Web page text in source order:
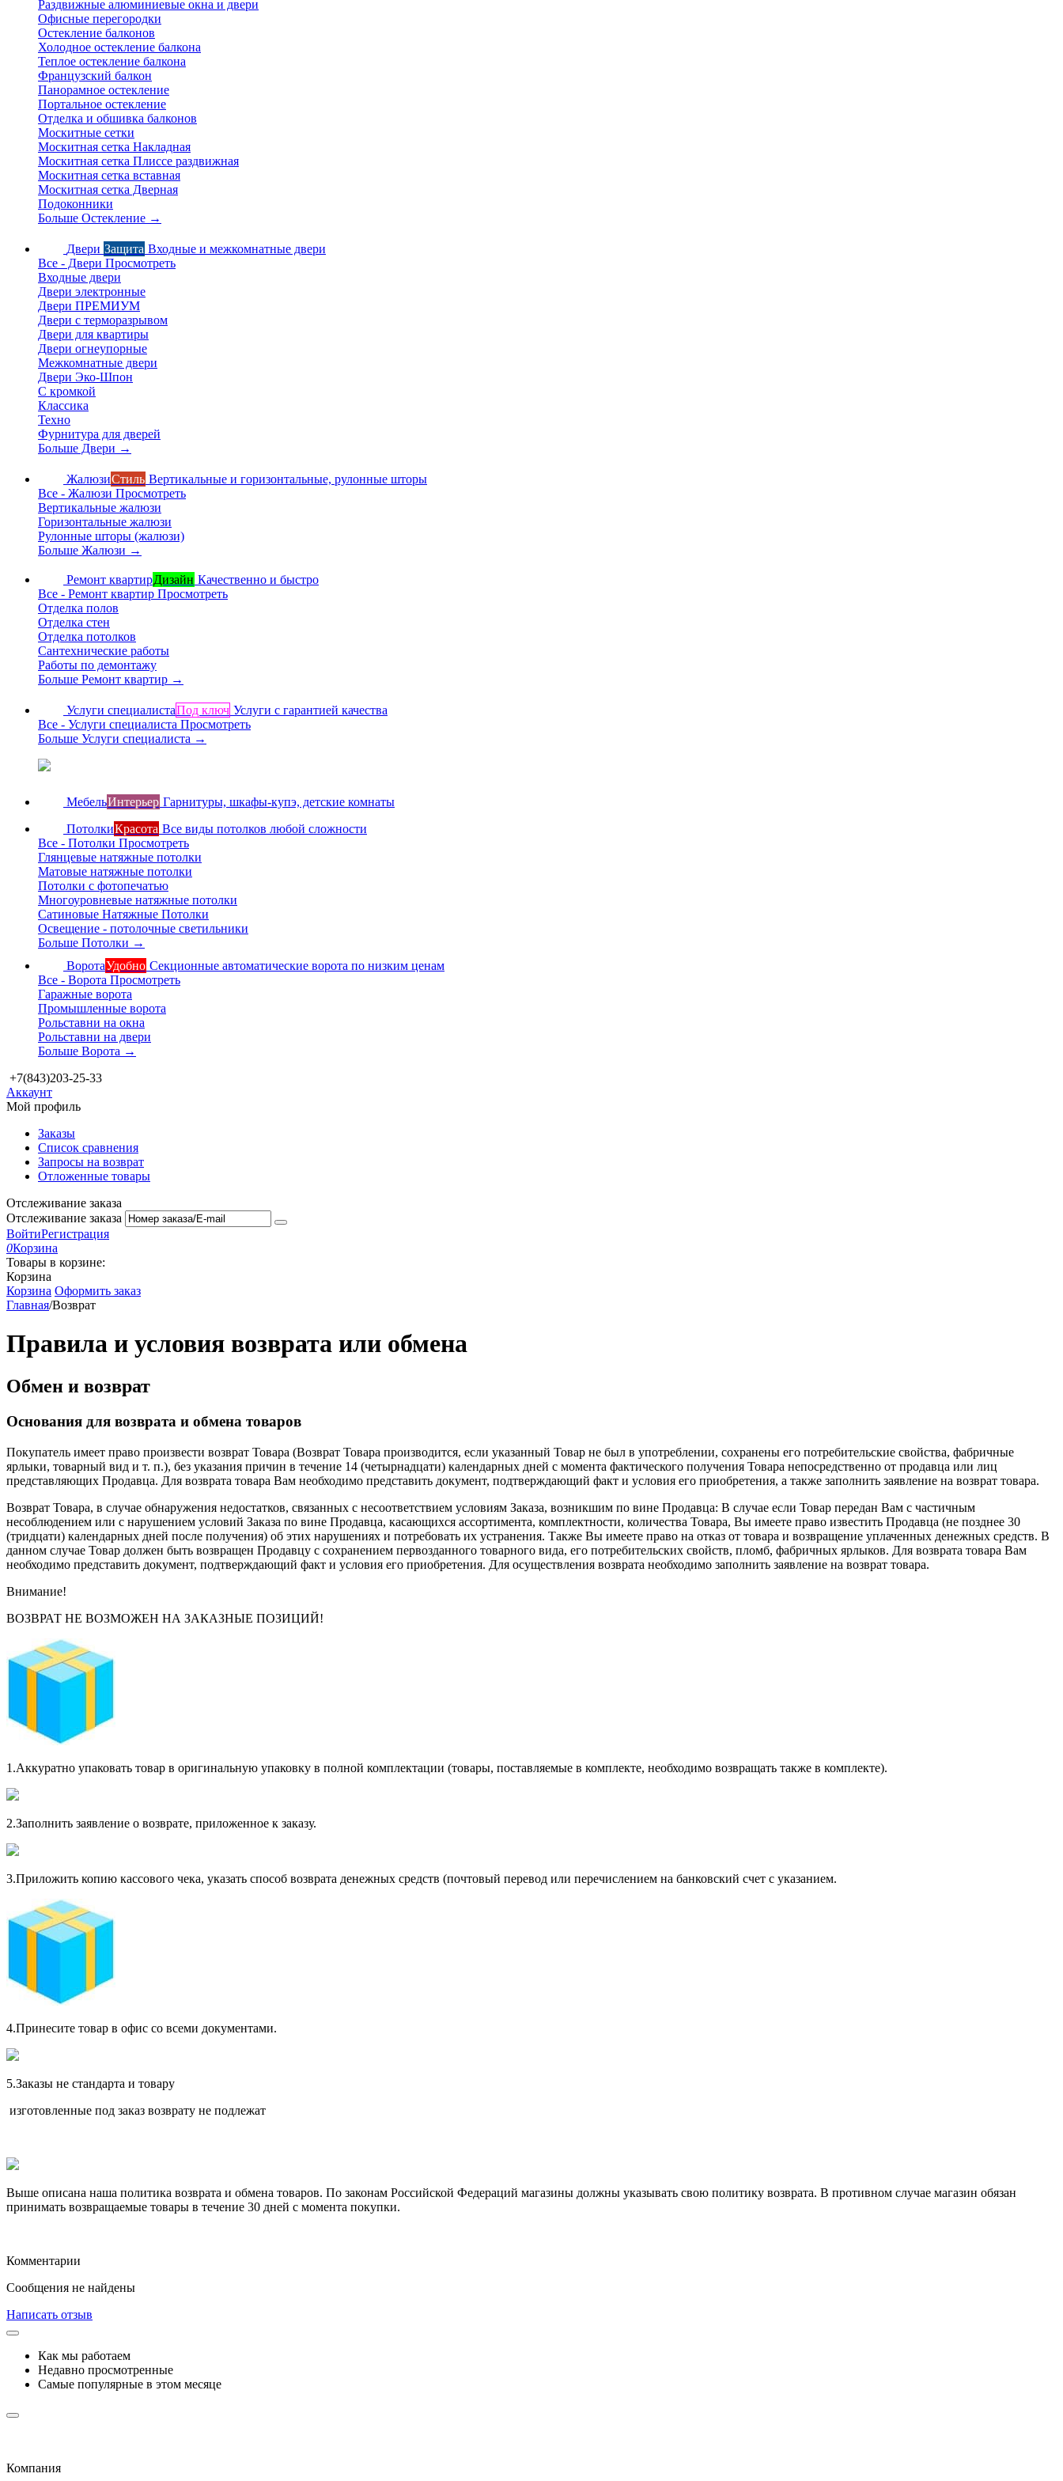
Раздвижные алюминиевые окна и двери
Офисные перегородки
Остекление балконов
Холодное остекление балкона
Теплое остекление балкона
Французский балкон
Панорамное остекление
Портальное остекление
Отделка и обшивка балконов
Москитные сетки
Москитная сетка Накладная
Москитная сетка Плиссе раздвижная
Москитная сетка вставная
Москитная сетка Дверная
Подоконники
Больше Остекление →
Двери Защита Входные и межкомнатные двери
Все - Двери Просмотреть
Входные двери
Двери электронные
Двери ПРЕМИУМ
Двери с терморазрывом
Двери для квартиры
Двери огнеупорные
Межкомнатные двери
Двери Эко-Шпон
С кромкой
Классика
Техно
Фурнитура для дверей
Больше Двери →
ЖалюзиСтиль Вертикальные и горизонтальные, рулонные шторы
Все - Жалюзи Просмотреть
Вертикальные жалюзи
Горизонтальные жалюзи
Рулонные шторы (жалюзи)
Больше Жалюзи →
Ремонт квартирДизайн Качественно и быстро
Все - Ремонт квартир Просмотреть
Отделка полов
Отделка стен
Отделка потолков
Сантехнические работы
Работы по демонтажу
Больше Ремонт квартир →
Услуги специалистаПод ключ Услуги с гарантией качества
Все - Услуги специалиста Просмотреть
Больше Услуги специалиста →
МебельИнтерьер Гарнитуры, шкафы-купэ, детские комнаты
ПотолкиКрасота Все виды потолков любой сложности
Все - Потолки Просмотреть
Глянцевые натяжные потолки
Матовые натяжные потолки
Потолки с фотопечатью
Многоуровневые натяжные потолки
Сатиновые Натяжные Потолки
Освещение - потолочные светильники
Больше Потолки →
ВоротаУдобно Секционные автоматические ворота по низким ценам
Все - Ворота Просмотреть
Гаражные ворота
Промышленные ворота
Рольставни на окна
Рольставни на двери
Больше Ворота →
+7(843)203-25-33
Аккаунт
Мой профиль
Заказы
Список сравнения
Запросы на возврат
Отложенные товары
Отслеживание заказа
Отслеживание заказа
ВойтиРегистрация
0Корзина
Товары в корзине:
Корзина
Корзина Оформить заказ
Главная/Возврат
Правила и условия возврата или обмена
Обмен и возврат
Основания для возврата и обмена товаров
Покупатель имеет право произвести возврат Товара (Возврат Товара производится, если указанный Товар не был в употреблении, сохранены его потребительские свойства, фабричные
ярлыки, товарный вид и т. п.), без указания причин в течение 14 (четырнадцати) календарных дней с момента фактического получения Товара непосредственно от продавца или лиц
представляющих Продавца. Для возврата товара Вам необходимо представить документ, подтверждающий факт и условия его приобретения, а также заполнить заявление на возврат товара.
Возврат Товара, в случае обнаружения недостатков, связанных с несоответствием условиям Заказа, возникшим по вине Продавца: В случае если Товар передан Вам с частичным
несоблюдением или с нарушением условий Заказа по вине Продавца, касающихся ассортимента, комплектности, количества Товара, Вы имеете право известить Продавца (не позднее 30
(тридцати) календарных дней после получения) об этих нарушениях и потребовать их устранения. Также Вы имеете право на отказ от товара и возвращение уплаченных денежных средств. В
данном случае Товар должен быть возвращен Продавцу с сохранением первозданного товарного вида, его потребительских свойств, пломб, фабричных ярлыков. Для возврата товара Вам
необходимо представить документ, подтверждающий факт и условия его приобретения. Для осуществления возврата необходимо заполнить заявление на возврат товара.
Внимание!
ВОЗВРАТ НЕ ВОЗМОЖЕН НА ЗАКАЗНЫЕ ПОЗИЦИЙ!
1.Аккуратно упаковать товар в оригинальную упаковку в полной комплектации (товары, поставляемые в комплекте, необходимо возвращать также в комплекте).
2.Заполнить заявление о возврате, приложенное к заказу.
3.Приложить копию кассового чека, указать способ возврата денежных средств (почтовый перевод или перечислением на банковский счет с указанием.
4.Принесите товар в офис со всеми документами.
5.Заказы не стандарта и товару
изготовленные под заказ возврату не подлежат
Выше описана наша политика возврата и обмена товаров. По законам Российской Федераций магазины должны указывать свою политику возврата. В противном случае магазин обязан
принимать возвращаемые товары в течение 30 дней с момента покупки.
Комментарии
Сообщения не найдены
Написать отзыв
Как мы работаем
Недавно просмотренные
Самые популярные в этом месяце
Компания